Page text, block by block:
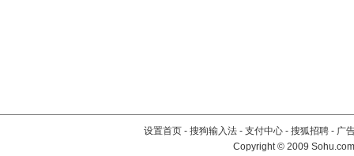
设置首页 - 搜狗输入法 - 支付中心 - 搜狐招聘 - 广
Copyright © 2009